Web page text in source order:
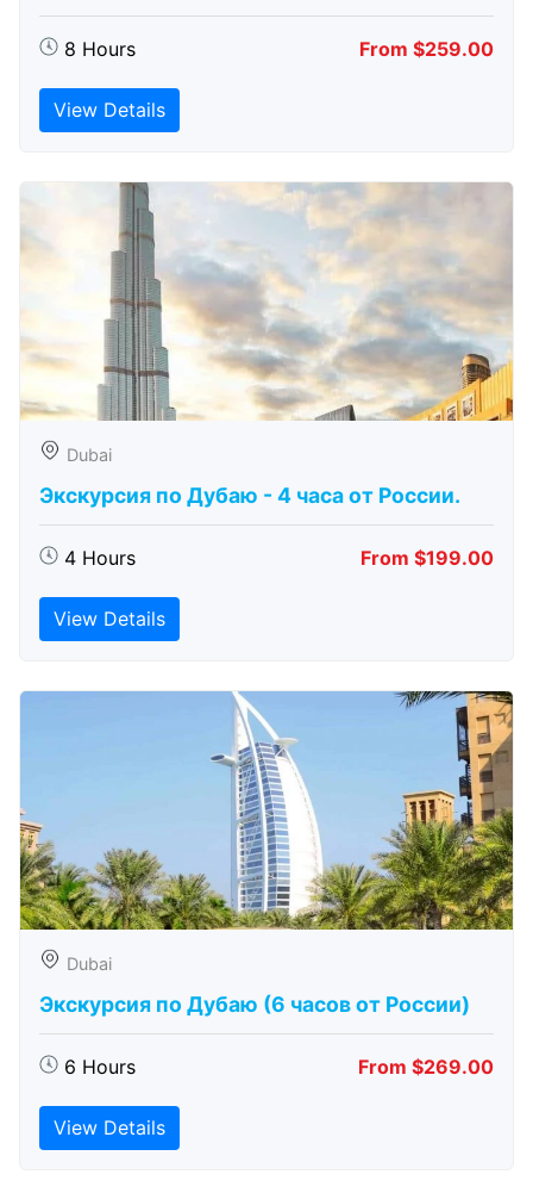
8 Hours From $259.00
View Details
Dubai
Экскурсия по Дубаю - 4 часа от России.
4 Hours From $199.00
View Details
Dubai
Экскурсия по Дубаю (6 часов от России)
6 Hours From $269.00
View Details